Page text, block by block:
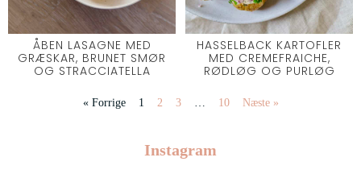
ÅBEN LASAGNE MED
GRÆSKAR, BRUNET SMØR
OG STRACCIATELLA
HASSELBACK KARTOFLER
MED CREMEFRAICHE,
RØDLØG OG PURLØG
« Forrige 1 2 3 10 Næste »
Instagram